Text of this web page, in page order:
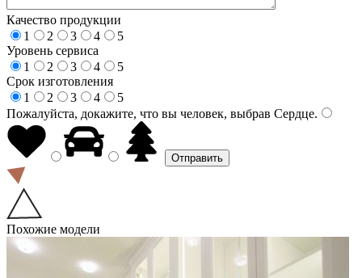
Качество продукции
1
2 3 4
5
Уровень сервиса
1
2 3 4
5
Срок изготовления
1
2 3 4
5
Пожалуйста, докажите, что вы человек, выбрав Сердце.
Похожие модели